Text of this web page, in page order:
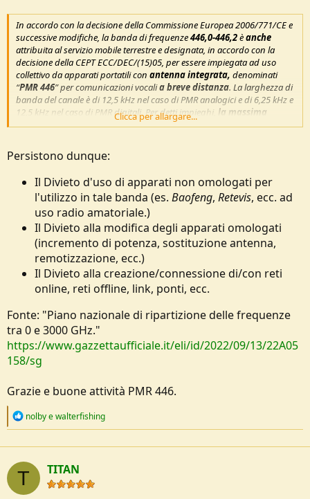
e
In accordo con la decisione della Commissione Europea 2006/771/CE e
successive modifiche, la banda di frequenze446,0-446,2èanche
attribuita al servizio mobile terrestre e designata, in accordo con la
decisione della CEPT ECC/DEC/(15)05, per essere impiegata ad uso
collettivo da apparati portatili con antenna integrata, denominati
“PMR 446” per comunicazioni vocalia breve distanza. La larghezza di
banda del canale è di 12,5 kHz nel caso di PMR analogici e di 6,25 kHz e
12,5 kHz nel caso di PMR digitali. Per detti impieghi, la massima
potenza equivalente irradiata (e.r.p.) è di 500 mW e ne resta
infrastruttura fissa
Tali applicazioni rientrano nel regime di “libero uso” ai sensi dell'art.
emanato con D. Lgs. 1° agosto 2003 e successive modifiche,
analogamente a quanto previsto per le “comunicazioni in banda
cittadina C.B.”, salvo quanto disposto dal capo 6 art.145
(dichiarazione) e dall’allegato 25 dello stesso Codice.
Le utilizzazioni PMR446 non devono causare interferenze ai
collegamenti del servizio fisso, né possono pretendere protezione
da essi. Nella banda di frequenze 446,1-446,2 MHz, resta la
possibilità di continuità di esercizio per i collegamenti esistenti
fino alla loro scadenza e non ne saranno più autorizzati di nuovi
Clicca per allargare...
Persistono dunque:
Il Divieto d'uso di apparati non omologati per
l'utilizzo in tale banda (es. Baofeng, Retevis, ecc. ad
uso radio amatoriale.)
Il Divieto alla modifica degli apparati omologati
(incremento di potenza, sostituzione antenna,
remotizzazione, ecc.)
Il Divieto alla creazione/connessione di/con reti
online, reti offline, link, ponti, ecc.
Fonte: "Piano nazionale di ripartizione delle frequenze
tra 0 e 3000 GHz."
https://www.gazzettaufficiale.it/eli/id/2022/09/13/22A05
158/sg
Grazie e buone attività PMR 446.
R
c
t
i
n
nolbyewalterfishing
T TITAN